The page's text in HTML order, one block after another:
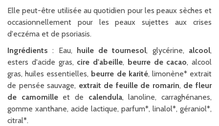
Elle peut-être utilisée au quotidien pour les peaux sèches et
occasionnellement pour les peaux sujettes aux crises
d'eczéma et de psoriasis.
Ingrédients : Eau, huile de tournesol, glycérine, alcool,
esters d'acide gras, cire d'abeille, beurre de cacao, alcool
gras, huiles essentielles, beurre de karité, limonène* extrait
de pensée sauvage, extrait de feuille de romarin, de fleur
de camomilleet de calendula, lanoline, carraghénanes,
gomme xanthane, acide lactique, parfum*, linalol*, géraniol*,
citral*.